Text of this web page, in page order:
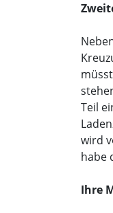
Teil
wird
habe
Ihre